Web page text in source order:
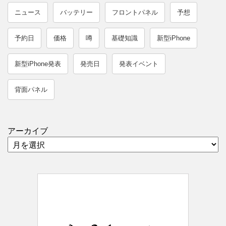
ニュース バッテリー フロントパネル 予想
予約日 価格 噂 基礎知識 新型iPhone
新型iPhone発表 発売日 発表イベント
背面パネル
アーカイブ